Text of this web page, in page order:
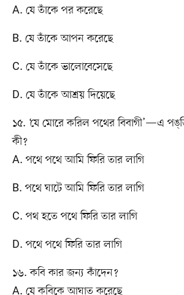
A. যে তাঁকে পর করেছে
B. যে তাঁকে আপন করেছে
C. যে তাঁকে ভালোবেসেছে
D. যে তাঁকে আশ্রয় দিয়েছে
১৫. ‘যে মোরে করিল পথের বিবাগী’—এ
কী?
A. পথে পথে আমি ফিরি তার লাগি
B. পথে ঘাটে আমি ফিরি তার লাগি
C. পথ হতে পথে ফিরি তার লাগি
D. পথে পথে ফিরি তার লাগি
১৬. কবি কার জন্য কাঁদেন?
A. যে কবিকে আঘাত করেছে